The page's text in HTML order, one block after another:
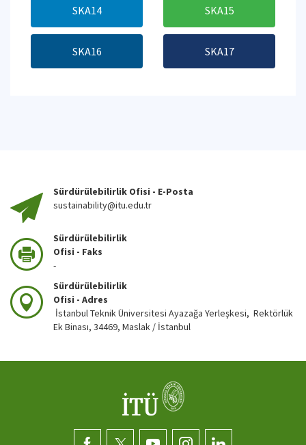
SKA14 SKA15
SKA16 SKA17
Sürdürülebilirlik Ofisi - E-Posta
sustainability@itu.edu.tr
Sürdürülebilirlik
Ofisi - Faks
-
Sürdürülebilirlik
Ofisi - Adres
İstanbul Teknik Üniversitesi Ayazağa Yerleşkesi, Rektörlük
Ek Binası, 34469, Maslak / İstanbul